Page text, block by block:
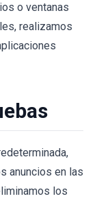
o ventanas
realizamos
anuncios en las
los